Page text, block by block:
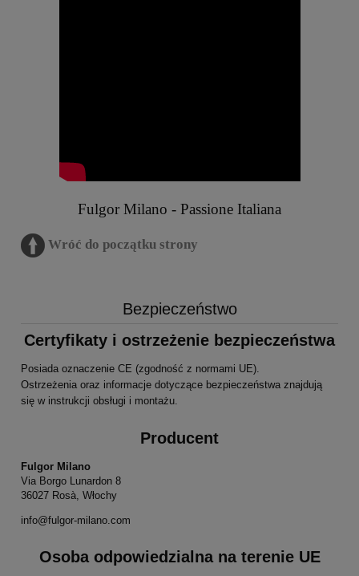
Fulgor Milano - Passione Italiana
Wróć do początku strony
Bezpieczeństwo
Certyfikaty i ostrzeżenie bezpieczeństwa
Posiada oznaczenie CE (zgodność z normami UE).
Ostrzeżenia oraz informacje dotyczące bezpieczeństwa znajdują
się w instrukcji obsługi i montażu.
Producent
Fulgor Milano
Via Borgo Lunardon 8
36027 Rosà, Włochy
info@fulgor-milano.com
Osoba odpowiedzialna na terenie UE